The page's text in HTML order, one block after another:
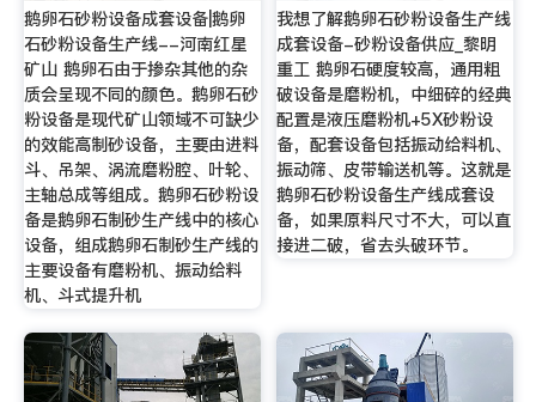
鹅卵石砂粉设备成套设备|鹅卵
石砂粉设备生产线--河南红星
矿山 鹅卵石由于掺杂其他的杂
质会呈现不同的颜色。鹅卵石砂
粉设备是现代矿山领域不可缺少
的效能高制砂设备，主要由进料
斗、吊架、涡流磨粉腔、叶轮、
主轴总成等组成。鹅卵石砂粉设
备是鹅卵石制砂生产线中的核心
设备，组成鹅卵石制砂生产线的
主要设备有磨粉机、振动给料
机、斗式提升机
我想了解鹅卵石砂粉设备生产线
成套设备-砂粉设备供应_黎明
重工 鹅卵石硬度较高，通用粗
破设备是磨粉机，中细碎的经典
配置是液压磨粉机+5X砂粉设
备，配套设备包括振动给料机、
振动筛、皮带输送机等。这就是
鹅卵石砂粉设备生产线成套设
备，如果原料尺寸不大，可以直
接进二破，省去头破环节。